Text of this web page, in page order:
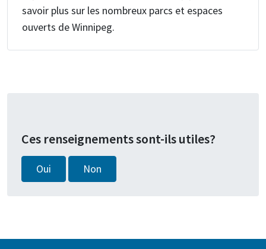
savoir plus sur les nombreux parcs et espaces
ouverts de Winnipeg.
Ces renseignements sont-ils utiles?
Oui Non